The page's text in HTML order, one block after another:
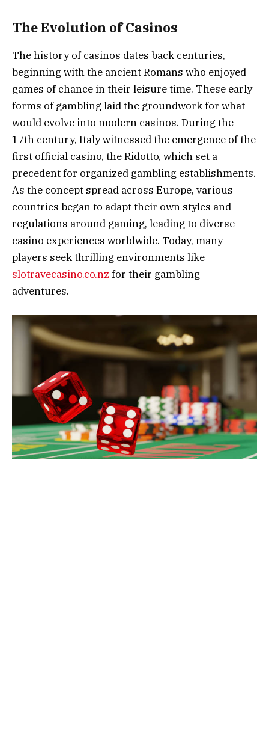
The Evolution of Casinos
The history of casinos dates back centuries,
beginning with the ancient Romans who enjoyed
games of chance in their leisure time. These early
forms of gambling laid the groundwork for what
would evolve into modern casinos. During the
17th century, Italy witnessed the emergence of the
first official casino, the Ridotto, which set a
precedent for organized gambling establishments.
As the concept spread across Europe, various
countries began to adapt their own styles and
regulations around gaming, leading to diverse
casino experiences worldwide. Today, many
players seek thrilling environments like
slotravecasino.co.nz for their gambling
adventures.